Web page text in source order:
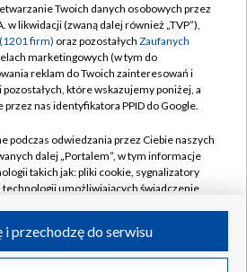
Abonament TVP
Sklep TVP
Biuro Reklamy
Oferta Handlowa
Emisja w TVP
Programowa
przetargowe
Telewizyjna
Regulamin TVP
prywatności
Moje zgody
Biuro reklamy
Kanały
Spółka Akcyjna w likwidacji
Twoich danych osobowych przez
w likwidacji (zwaną dalej również „TVP”),
firm) oraz pozostałych Zaufanych
marketingowych (w tym do
reklam do Twoich zainteresowań i
które wskazujemy poniżej, a
nas identyfikatora PPID do Google.
podczas odwiedzania przez Ciebie naszych
dalej „Portalem”, w tym informacje
takich jak: pliki cookie, sygnalizatory
umożliwiających świadczenie
przechodzę do serwisu